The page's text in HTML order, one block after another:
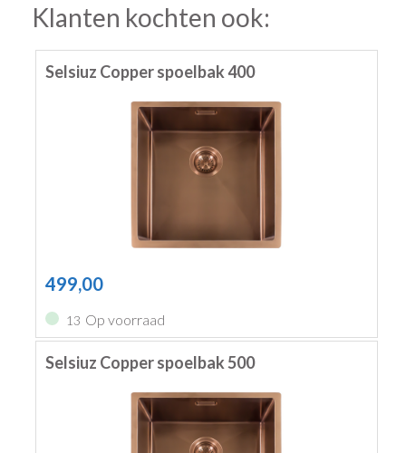
Klanten kochten ook:
Selsiuz Copper spoelbak 400
499,00
13 Op voorraad
Selsiuz Copper spoelbak 500